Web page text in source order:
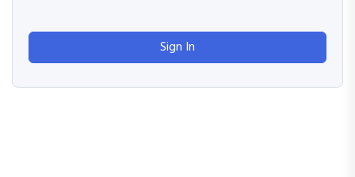
Sign In